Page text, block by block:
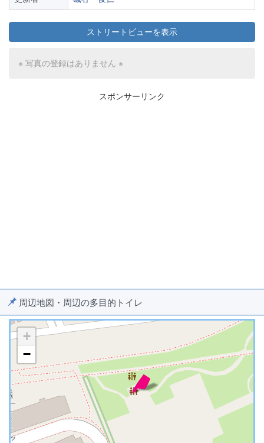
ストリートビューを表示
※ 写真の登録はありません ※
スポンサーリンク
周辺地図・周辺の多目的トイレ
※ マップを検索、表示中です ※
+
−